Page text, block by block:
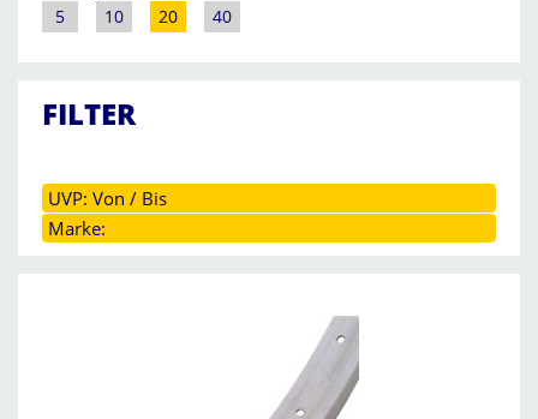
5 10 20 40
FILTER
UVP: Von / Bis
Marke: